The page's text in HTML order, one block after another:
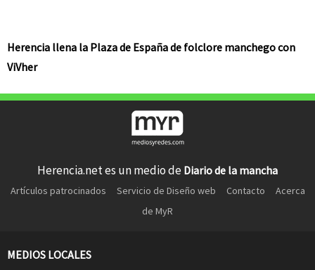
Herencia llena la Plaza de España de folclore manchego con
ViVher
Herencia.net es un medio de Diario de la mancha
Artículos patrocinados Servicio de Diseño web Contacto
Acerca
de MyR
MEDIOS LOCALES